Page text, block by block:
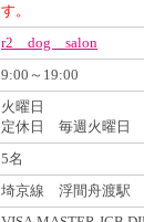
す。
r2＿dog＿salon
9:00～19:00
火曜日
定休日 毎週火
5名
埼京線 浮間舟渡駅